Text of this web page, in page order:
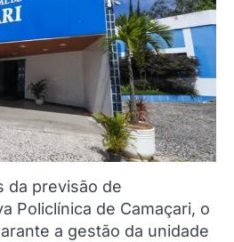
da previsão de
Policlínica de Camaçari, o
a gestão da unidade